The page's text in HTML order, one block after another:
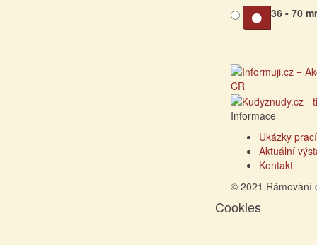
36 - 70
Informace
Ukázky prací
Aktuální
Kontakt
© 2021 Rámování
Cookies